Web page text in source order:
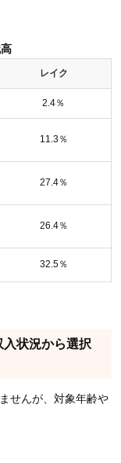
レイク
2.4％
11.3％
27.4％
26.4％
32.5％
状況から選択
せんが、対象年齢や